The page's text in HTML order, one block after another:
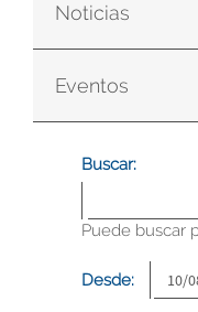
Noticias
Eventos
Buscar:
Puede buscar
Desde: